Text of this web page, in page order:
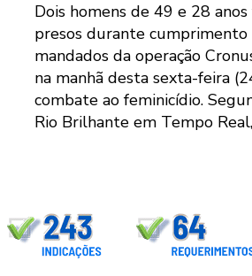
Dois homens de 49 e 28
presos durante cumprimento
mandados da operação
na manhã desta sexta-feira
combate ao feminicídio.
Rio Brilhante em Tempo